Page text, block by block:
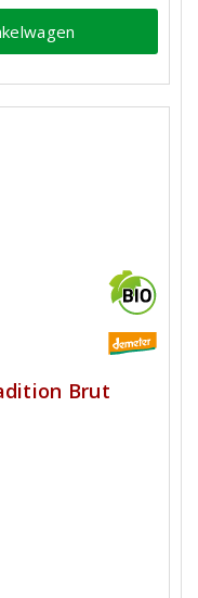
Brut